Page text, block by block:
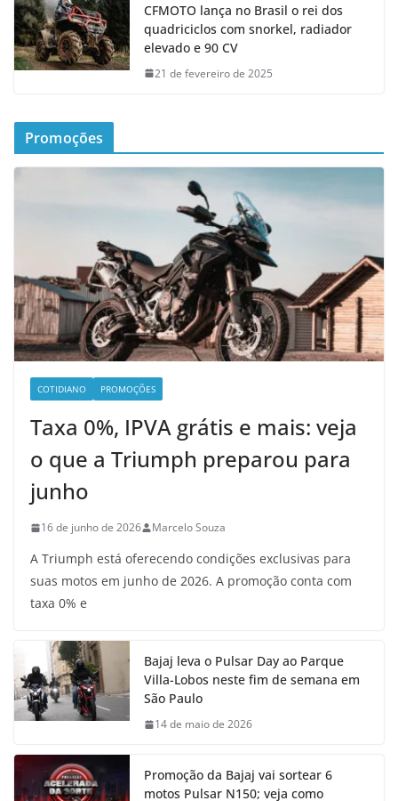
CFMOTO lança no Brasil o rei dos
quadriciclos com snorkel, radiador
elevado e 90 CV
21 de fevereiro de 2025
Promoções
COTIDIANO PROMOÇÕES
Taxa 0%, IPVA grátis e mais: veja
o que a Triumph preparou para
junho
16 de junho de 2026 Marcelo Souza
A Triumph está oferecendo condições exclusivas para
suas motos em junho de 2026. A promoção conta com
taxa 0% e
Bajaj leva o Pulsar Day ao Parque
Villa-Lobos neste fim de semana em
São Paulo
14 de maio de 2026
Promoção da Bajaj vai sortear 6
motos Pulsar N150; veja como